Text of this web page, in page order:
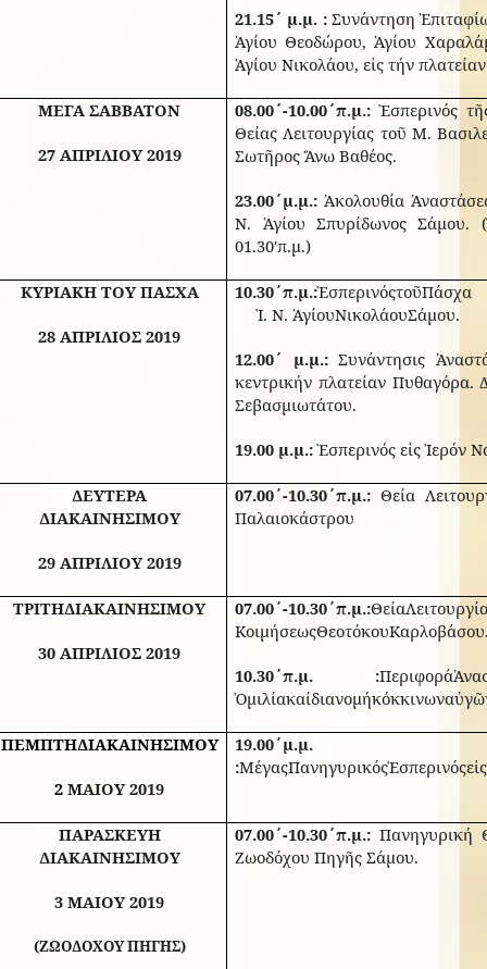
21.15΄ μ.μ. :Συνάντηση
Ἁγίου Θεοδώρου, Ἁγίου
Ἁγίου Νικολάου, εἰς τήν
ΜΕΓΑ ΣΑΒΒΑΤΟΝ
27 ΑΠΡΙΛΙΟΥ 2019
08.00΄-10.00΄π.μ.: Ἑσπερινός
Θείας Λειτουργίας τοῦ Μ.
Σωτῆρος Ἄνω Βαθέος.
23.00΄μ.μ.: Ἀκολουθία
Ν. Ἁγίου Σπυρίδωνος Σάμου.
01.30'π.μ.)
ΚΥΡΙΑΚΗ ΤΟΥΠΑΣΧΑ
28 ΑΠΡΙΛΙΟΣ 2019
10.30΄π.μ.:ἙσπερινόςτοῦΠάσχα
Ἱ.Ν.ἉγίουΝικολάουΣάμου.
12.00΄ μ.μ.:Συνάντησις
κεντρικήν πλατείαν
Σεβασμιωτάτου.
19.00 μ.μ.:Ἑσπερινός εἰς Ἱερόν
ΔΕΥΤΕΡΑ
ΔΙΑΚΑΙΝΗΣΙΜΟΥ
29 ΑΠΡΙΛΙΟΥ 2019
07.00΄-10.30΄π.μ.: Θεία
Παλαιοκάστρου
ΤΡΙΤΗΔΙΑΚΑΙΝΗΣΙΜΟΥ
30 ΑΠΡΙΛΙΟΣ 2019
07.00΄-10.30΄π.μ.:Θεία
ΚοιμήσεωςΘεοτόκουΚαρλοβάσου
10.30΄π.μ. :Περιφορά
Ὁμιλίακαίδιανομήκόκκινων
ΠΕΜΠΤΗΔΙΑΚΑΙΝΗΣΙΜΟΥ
2 ΜΑΙΟΥ 2019
19.00΄μ.μ.
:ΜέγαςΠανηγυρικόςἙσπερινόςεἰς
ΠΑΡΑΣΚΕΥΗ
ΔΙΑΚΑΙΝΗΣΙΜΟΥ
3 ΜΑΙΟΥ 2019
(ΖΩΟΔΟΧΟΥ ΠΗΓΗΣ)
07.00΄-10.30΄π.μ.: Πανηγυρική
Ζωοδόχου Πηγῆς Σάμου.